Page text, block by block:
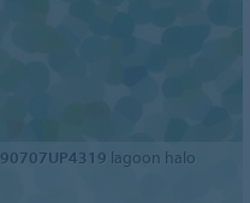
90707UP4319 lagoon halo